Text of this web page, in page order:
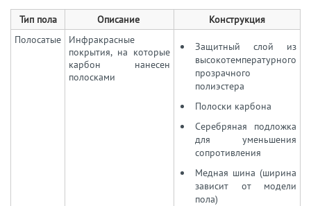
Тип пола Описание
Конструкция
Полосатые
Инфракрасные
покрытия, на которые
карбон нанесен
полосками
Защитный слой из
высокотемпературного
прозрачного
полиэстера
Полоски карбона
Серебряная подложка
для уменьшения
сопротивления
Медная шина (ширина
зависит от модели
пола)